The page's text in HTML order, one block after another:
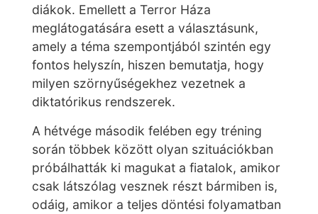
diákok. Emellett a Terror Háza
meglátogatására esett a választásunk,
amely a téma szempontjából szintén egy
fontos helyszín, hiszen bemutatja, hogy
milyen szörnyűségekhez vezetnek a
diktatórikus rendszerek.
A hétvége második felében egy tréning
során többek között olyan szituációkban
próbálhatták ki magukat a fiatalok, amikor
csak látszólag vesznek részt bármiben is,
odáig, amikor a teljes döntési folyamatban